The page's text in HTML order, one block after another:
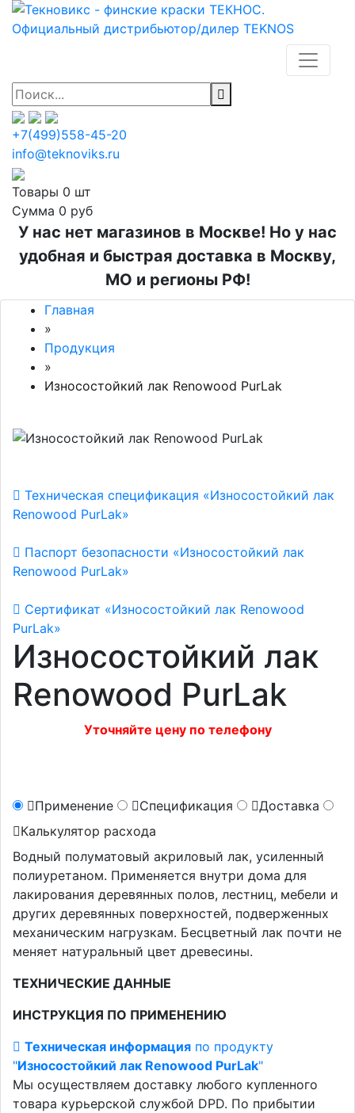
+7(499)558-45-20
info@teknoviks.ru
Товары 0 шт
Сумма 0 руб
У нас нет магазинов в Москве! Но у нас
удобная и быстрая доставка в Москву,
МО и регионы РФ!
Главная
»
Продукция
»
Износостойкий лак Renowood PurLak
Техническая спецификация «Износостойкий лак
Renowood PurLak»
Паспорт безопасности «Износостойкий лак
Renowood PurLak»
Сертификат «Износостойкий лак Renowood
PurLak»
Износостойкий лак
Renowood PurLak
Уточняйте цену по телефону
Применение Спецификация
Доставка
Калькулятор расхода
Водный полуматовый акриловый лак, усиленный
полиуретаном. Применяется внутри дома для
лакирования деревянных полов, лестниц, мебели и
других деревянных поверхностей, подверженных
механическим нагрузкам. Бесцветный лак почти не
меняет натуральный цвет древесины.
ТЕХНИЧЕСКИЕ ДАННЫЕ
ИНСТРУКЦИЯ ПО ПРИМЕНЕНИЮ
Техническая информация по продукту
"Износостойкий лак Renowood PurLak"
Мы осуществляем доставку любого купленного
товара курьерской службой DPD. По прибытии